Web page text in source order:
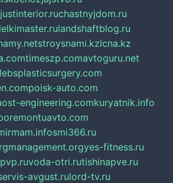
justinterior.ruchastnyjdom.ru
landshaftblog.ru
stroysnami.kzlcna.kz
timeszp.comavtoguru.net
poisk-auto.com
ost-engineering.comkuryatnik.info
smi366.ru
yes-fitness.ru
voda-otri.rutishinapve.ru
avgust.rulord-tv.ru